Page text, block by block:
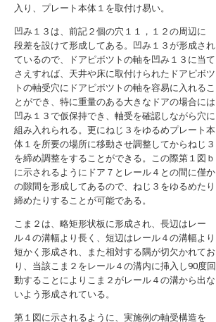
入り、プレート本体１を取付け易い。
凹み１３は、前記２個の穴１１，１２の周辺に
段差を設けて形成してある。凹み１３が形成され
ているので、ドアピボツトの軸を凹み１３に当て
さえすれば、天井や床に取付けられたドアピボツ
トの軸受穴にドアピボツトの軸を容易に入れるこ
とができ、特に重量のある大きなドアの場合には
凹み１３で仮保持でき、軸受を確認しながら穴に
組み入れられる。更にねじ３をゆるめプレート本
体１を所要の場所に移動させ調整してからねじ３
を締め調整をすることができる。この際第１図ｂ
に示されるようにドア７とレール４との間に僅か
の隙間を形成してあるので、ねじ３をゆるめたり
締めたりすることが可能である。
こま２は、略矩形状板に形成され、長辺はレー
ル４の溝幅より長く、短辺はレール４の溝幅より
短かく形成され、また相対する隅が切欠かれてお
り、当該こま２をレール４の溝内に挿入し90度回
動することによりこま２がレール４の溝から出な
いよう形成されている。
第１図に示されるように、実施例の軸受構造を